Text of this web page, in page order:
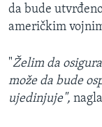
da bude
američkim
"Želim da
može da bude
ujedinjuje",